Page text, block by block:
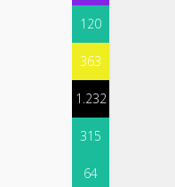
120
363
1.232
315
64